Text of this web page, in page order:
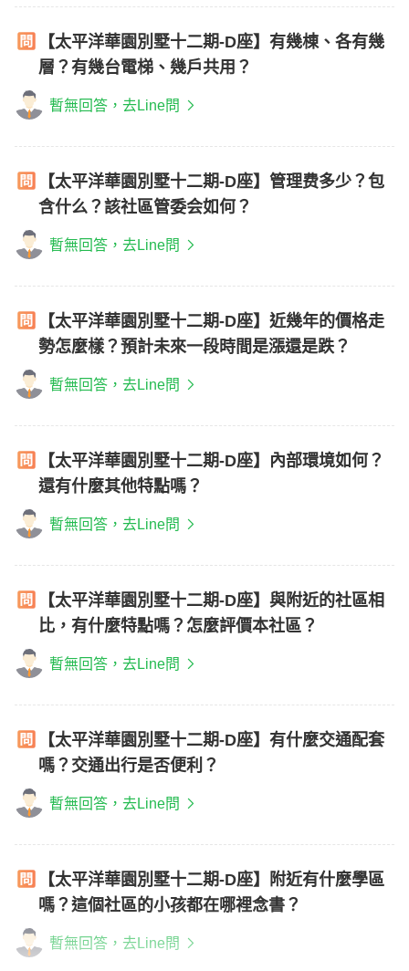
【太平洋華園別墅十二期-D座】有幾棟、各有幾
層？有幾台電梯、幾戶共用？
暫無回答，去Line問
【太平洋華園別墅十二期-D座】管理费多少？包
含什么？該社區管委会如何？
暫無回答，去Line問
【太平洋華園別墅十二期-D座】近幾年的價格走
勢怎麼樣？預計未來一段時間是漲還是跌？
暫無回答，去Line問
【太平洋華園別墅十二期-D座】內部環境如何？
還有什麼其他特點嗎？
暫無回答，去Line問
【太平洋華園別墅十二期-D座】與附近的社區相
比，有什麼特點嗎？怎麼評價本社區？
暫無回答，去Line問
【太平洋華園別墅十二期-D座】有什麼交通配套
嗎？交通出行是否便利？
暫無回答，去Line問
【太平洋華園別墅十二期-D座】附近有什麼學區
嗎？這個社區的小孩都在哪裡念書？
暫無回答，去Line問